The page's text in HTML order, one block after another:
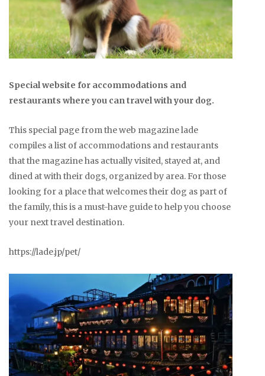
Special website for accommodations and
restaurants where you can travel with your dog.
This special page from the web magazine lade
compiles a list of accommodations and restaurants
that the magazine has actually visited, stayed at, and
dined at with their dogs, organized by area. For those
looking for a place that welcomes their dog as part of
the family, this is a must-have guide to help you choose
your next travel destination.
https://lade.jp/pet/